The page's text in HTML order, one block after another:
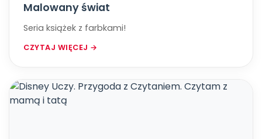
Malowany świat
Seria książek z farbkami!
CZYTAJ WIĘCEJ →